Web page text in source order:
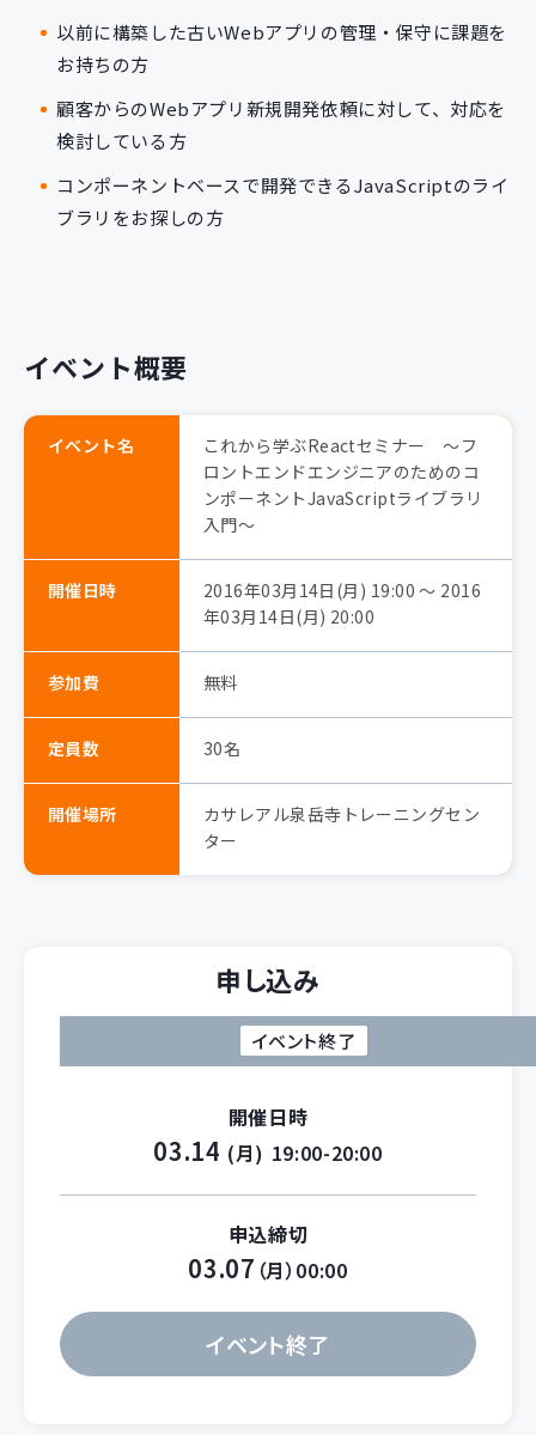
以前に構築した古いWebアプリの管理・保守に課題を
お持ちの方
顧客からのWebアプリ新規開発依頼に対して、対応を
検討している方
コンポーネントベースで開発できるJavaScriptのライ
ブラリをお探しの方
イベント概要
イベント名
これから学ぶReactセミナー ～フ
ロントエンドエンジニアのためのコ
ンポーネントJavaScriptライブラリ
入門～
開催日時
2016年03月14日(月) 19:00 〜 2016
年03月14日(月) 20:00
参加費 無料
定員数 30名
開催場所
カサレアル泉岳寺トレーニングセン
ター
申し込み
イベント終了
開催日時
03.14 (月) 19:00-20:00
申込締切
03.07 （月）00:00
イベント終了